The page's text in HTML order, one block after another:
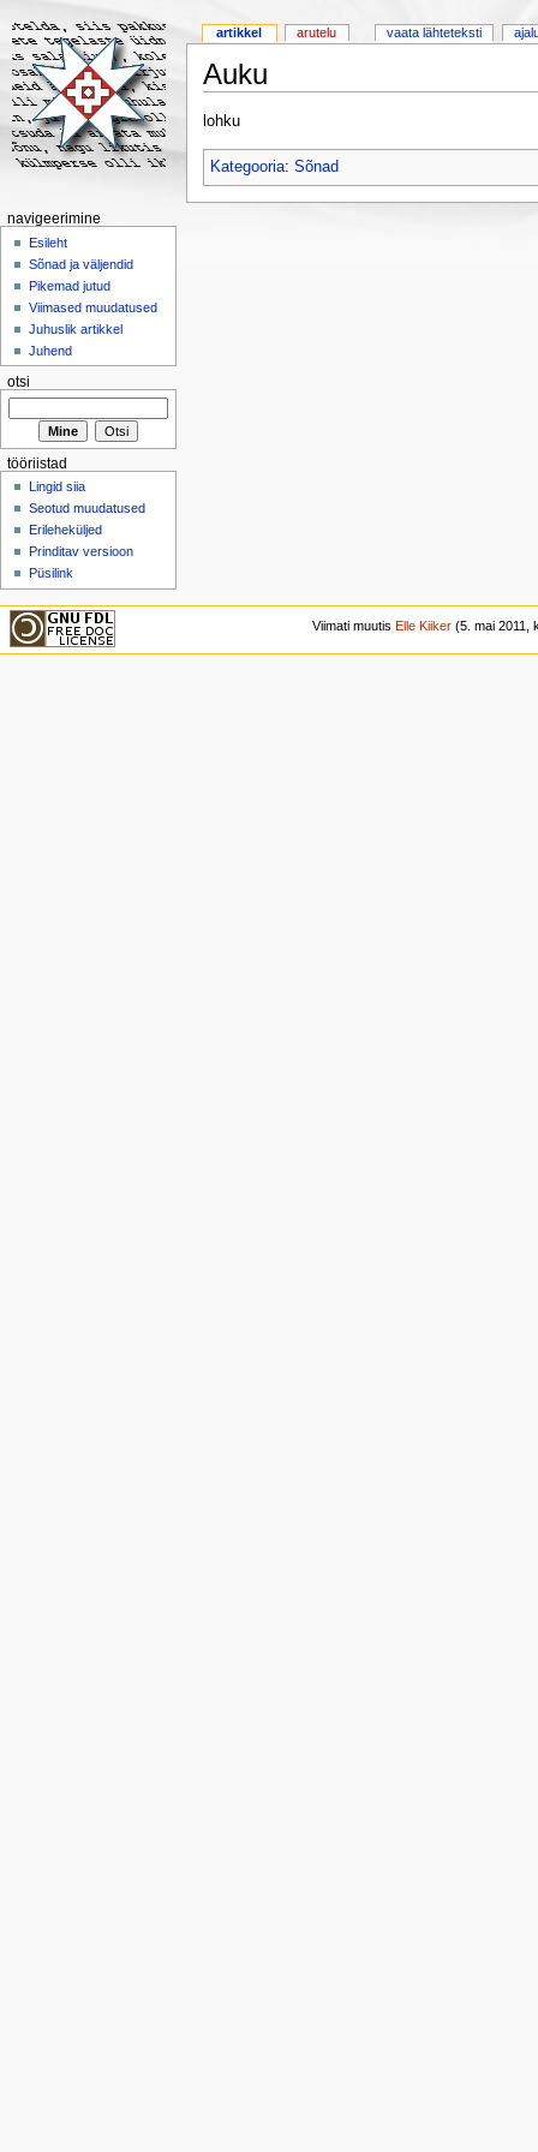
Auku
lohku
Kategooria: Sõnad
artikkel arutelu vaata lähteteksti
navigeerimine
Esileht
Sõnad ja väljendid
Pikemad jutud
Viimased muudatused
Juhuslik artikkel
Juhend
otsi
tööriistad
Lingid siia
Seotud muudatused
Erileheküljed
Prinditav versioon
Püsilink
Viimati muutis Elle Kiiker(5. mai 2011,